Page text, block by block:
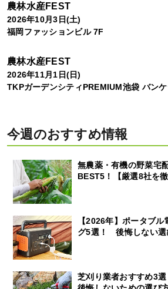
農林水産FEST
2026年10月3日(土)
福岡ファッションビル 7F
農林水産FEST
2026年11月1日(日)
TKPガーデンシティPREMIUM池袋 バン
今週のおすすめ情報
無農薬・有機の野菜宅
BEST5！【厳選8社を徹
【2026年】ポータブ
グ5選！ 後悔しない選
芝刈り業者おすすめ3